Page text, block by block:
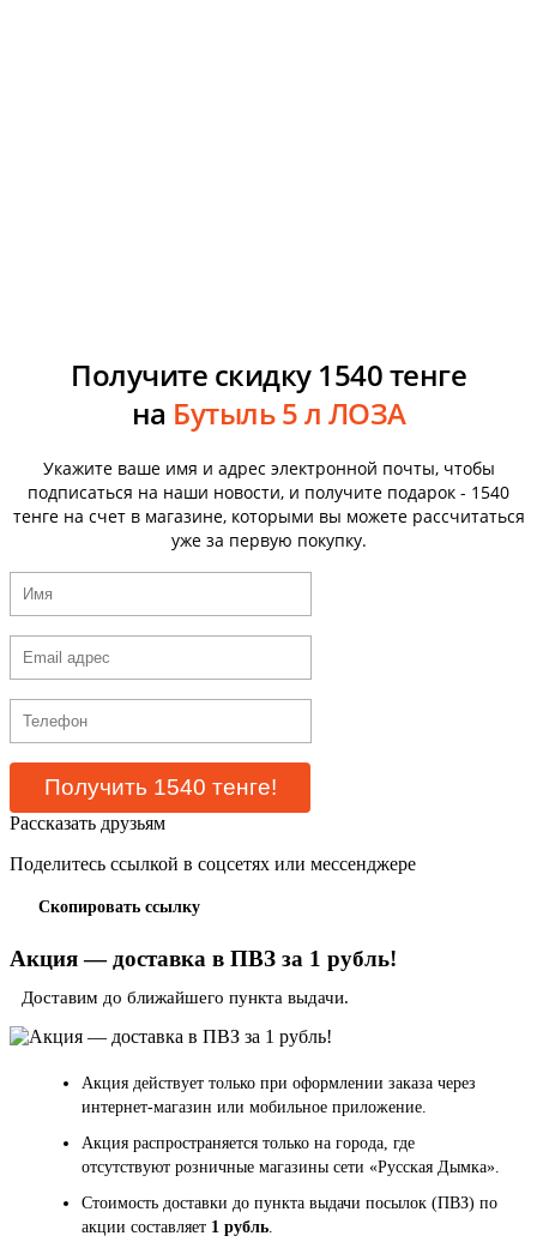
Получите скидку 1540 тенге
на Бутыль 5 л ЛОЗА
Укажите ваше имя и адрес электронной почты, чтобы
подписаться на наши новости, и получите подарок - 1540
тенге на счет в магазине, которыми вы можете рассчитаться
уже за первую покупку.
Рассказать друзьям
Поделитесь ссылкой в соцсетях или мессенджере
Скопировать ссылку
Акция — доставка в ПВЗ за 1 рубль!
Доставим до ближайшего пункта выдачи.
Акция действует только при оформлении заказа через
интернет-магазин или мобильное приложение.
Акция распространяется только на города, где
отсутствуют розничные магазины сети «Русская Дымка».
Стоимость доставки до пункта выдачи посылок (ПВЗ) по
акции составляет 1 рубль